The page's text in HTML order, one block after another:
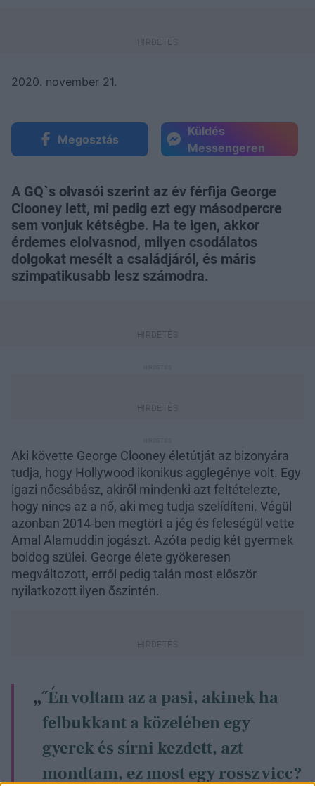
2020. november 21.
Megosztás
Küldés
Messengeren
A GQ`s olvasói szerint az év férfija George
Clooney lett, mi pedig ezt egy másodpercre
sem vonjuk kétségbe. Ha te igen, akkor
érdemes elolvasnod, milyen csodálatos
dolgokat mesélt a családjáról, és máris
szimpatikusabb lesz számodra.
Aki követte George Clooney életútját az bizonyára
tudja, hogy Hollywood ikonikus agglegénye volt. Egy
igazi nőcsábász, akiről mindenki azt feltételezte,
hogy nincs az a nő, aki meg tudja szelídíteni. Végül
azonban 2014-ben megtört a jég és feleségül vette
Amal Alamuddin jogászt. Azóta pedig két gyermek
boldog szülei. George élete gyökeresen
megváltozott, erről pedig talán most először
nyilatkozott ilyen őszintén.
˝Én voltam az a pasi, akinek ha
felbukkant a közelében egy
gyerek és sírni kezdett, azt
mondtam, ez most egy rossz vicc?